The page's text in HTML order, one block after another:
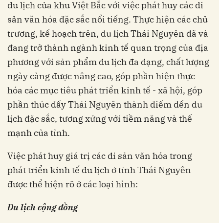
du lịch của khu Việt Bắc với việc phát huy các di
sản văn hóa đặc sắc nổi tiếng. Thực hiện các chủ
trương, kế hoạch trên, du lịch Thái Nguyên đã và
đang trở thành ngành kinh tế quan trọng của địa
phương với sản phẩm du lịch đa dạng, chất lượng
ngày càng được nâng cao, góp phần hiện thực
hóa các mục tiêu phát triển kinh tế - xã hội, góp
phần thúc đẩy Thái Nguyên thành điểm đến du
lịch đặc sắc, tương xứng với tiềm năng và thế
mạnh của tỉnh.
Việc phát huy giá trị các di sản văn hóa trong
phát triển kinh tế du lịch ở tỉnh Thái Nguyên
được thể hiện rõ ở các loại hình:
Du lịch cộng đồng